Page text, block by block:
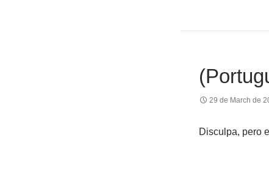
29 de March de
Disculpa, pero